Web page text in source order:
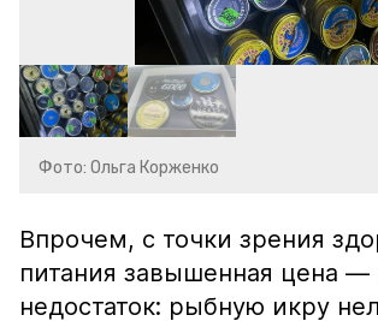
Фото: Ольга Корженко
Впрочем, с точки зрения
питания завышенная цена —
недостаток: рыбную икру